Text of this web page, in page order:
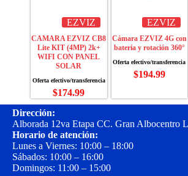
EZVIZ
CAMARA EZVIZ CB8
Lite KIT (4MP) 2k+
WIFI CON PANEL
SOLAR
$174.99
EZVIZ
Cámara EZVIZ 4G con
batería y rotación 360°
$194.99
Dirección:
Alborada 12va Etapa CC. Gran Albocentro
Horario de atención:
Lunes a Viernes: 10:00 – 18:00
Sábados: 10:00 – 16:00
Domingos: 11:00 – 15:00